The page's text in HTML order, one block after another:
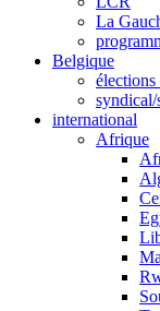
La
Belgique
élections
syndical/
international
Afrique